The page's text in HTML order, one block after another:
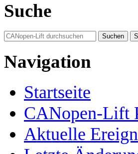
Suche
Navigation
Startseite
CANopen-Lift
Aktuelle